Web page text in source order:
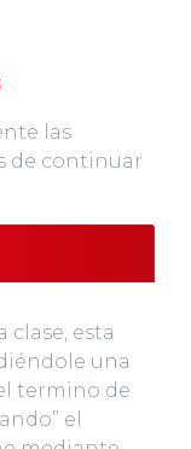
las
de continuar
clase, esta
una
termino de
el